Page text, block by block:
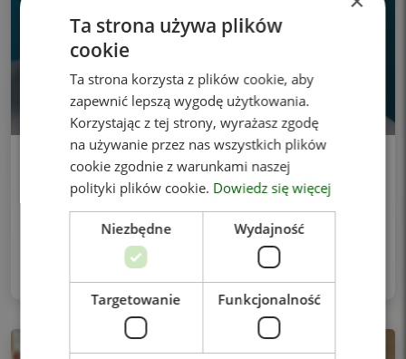
Odkryj piękno swojego uśmiechu! Zadbaj
o jego jaśniejszy odcień.
Twój uśmiech każdego dnia ma kontakt z kawą, herbatą,
kolorowymi napojami i wieloma produktami, które
stopniowo wpływają na kolor zębów. To naturalny
proces, dlatego z czasem nawet zdrowe
Ta strona używa plików
cookie
Ta strona korzysta z plików cookie, aby
zapewnić lepszą wygodę użytkowania.
Korzystając z tej strony, wyrażasz zgodę
na używanie przez nas wszystkich plików
cookie zgodnie z warunkami naszej
polityki plików cookie. Dowiedz się więcej
Niezbędne Wydajność
Targetowanie Funkcjonalność